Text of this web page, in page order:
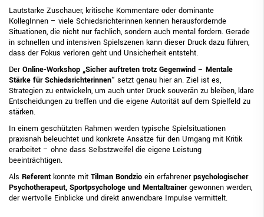
Lautstarke Zuschauer, kritische Kommentare oder dominante
KollegInnen – viele Schiedsrichterinnen kennen herausfordernde
Situationen, die nicht nur fachlich, sondern auch mental fordern. Gerade
in schnellen und intensiven Spielszenen kann dieser Druck dazu führen,
dass der Fokus verloren geht und Unsicherheit entsteht.
DerOnline-Workshop „Sicher auftreten trotz Gegenwind – Mentale
Stärke für Schiedsrichterinnen“ setzt genau hier an. Ziel ist es,
Strategien zu entwickeln, um auch unter Druck souverän zu bleiben, klare
Entscheidungen zu treffen und die eigene Autorität auf dem Spielfeld zu
stärken.
In einem geschützten Rahmen werden typische Spielsituationen
praxisnah beleuchtet und konkrete Ansätze für den Umgang mit Kritik
erarbeitet – ohne dass Selbstzweifel die eigene Leistung
beeinträchtigen.
Als Referent konnte mit Tilman Bondzio ein erfahrenerpsychologischer
Psychotherapeut, Sportpsychologe und Mentaltrainergewonnen werden,
der wertvolle Einblicke und direkt anwendbare Impulse vermittelt.